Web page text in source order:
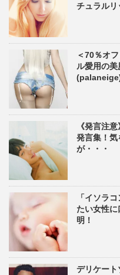
チュラルリ
＜70％オ
ル愛用の美
《発言注
発言集！気
が・・・
「イソラ
たい女性
明！
デリケート